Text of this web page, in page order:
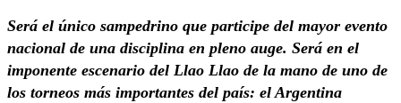
Será el único sampedrino que participe del mayor evento
nacional de una disciplina en pleno auge. Será en el
imponente escenario del Llao Llao de la mano de uno de
los torneos más importantes del país: el Argentina